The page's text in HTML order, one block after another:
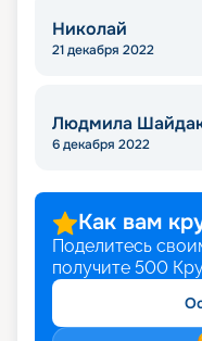
Николай
21 декабря 2022
Людмила
6 декабря 2022
Как вам
Поделитесь
получите 500